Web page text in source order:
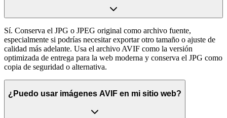
Sí. Conserva el JPG o JPEG original como archivo fuente,
especialmente si podrías necesitar exportar otro tamaño o ajuste de
calidad más adelante. Usa el archivo AVIF como la versión
optimizada de entrega para la web moderna y conserva el JPG como
copia de seguridad o alternativa.
¿Puedo usar imágenes AVIF en mi sitio web?